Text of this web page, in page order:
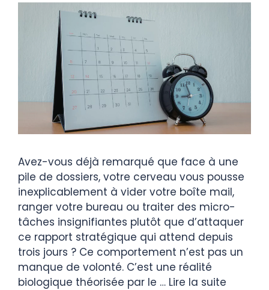
Avez-vous déjà remarqué que face à une
pile de dossiers, votre cerveau vous pousse
inexplicablement à vider votre boîte mail,
ranger votre bureau ou traiter des micro-
tâches insignifiantes plutôt que d’attaquer
ce rapport stratégique qui attend depuis
trois jours ? Ce comportement n’est pas un
manque de volonté. C’est une réalité
biologique théorisée par le … Lire la suite